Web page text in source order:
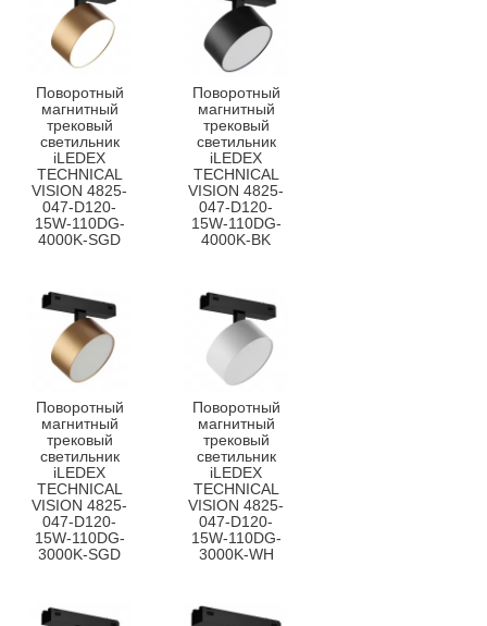
Поворотный
магнитный
трековый
светильник
iLEDEX
TECHNICAL
VISION 4825-
047-D120-
15W-110DG-
4000K-SGD
Поворотный
магнитный
трековый
светильник
iLEDEX
TECHNICAL
VISION 4825-
047-D120-
15W-110DG-
4000K-BK
Поворотный
магнитный
трековый
светильник
iLEDEX
TECHNICAL
VISION 4825-
047-D120-
15W-110DG-
3000K-SGD
Поворотный
магнитный
трековый
светильник
iLEDEX
TECHNICAL
VISION 4825-
047-D120-
15W-110DG-
3000K-WH